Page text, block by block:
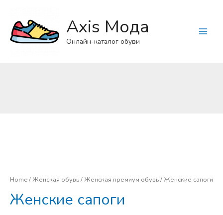
Axis Мода
Онлайн-каталог обуви
Home/Женская обувь/Женская премиум обувь/ Женские сапоги
Женские сапоги